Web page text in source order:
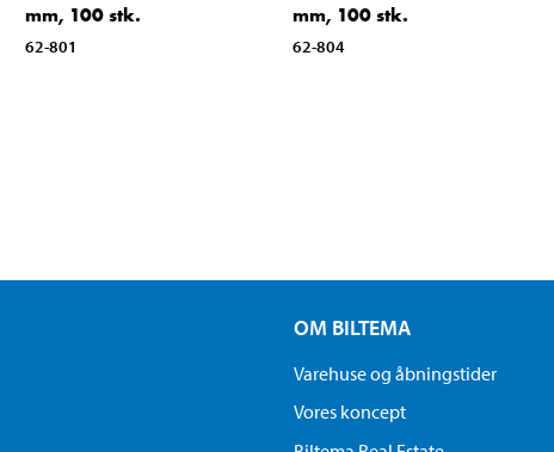
mm, 100 stk.
62-801
mm, 100 stk.
62-804
OM BILTEMA
Varehuse og åbningstider
Vores koncept